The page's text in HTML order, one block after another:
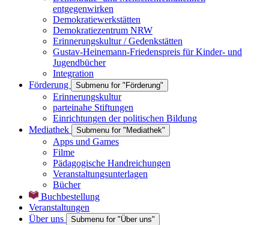
entgegenwirken
Demokratiewerkstätten
Demokratiezentrum NRW
Erinnerungskultur / Gedenkstätten
Gustav-Heinemann-Friedenspreis für Kinder- und
Jugendbücher
Integration
Förderung
Submenu for "Förderung"
Erinnerungskultur
parteinahe Stiftungen
Einrichtungen der politischen Bildung
Mediathek
Submenu for "Mediathek"
Apps und Games
Filme
Pädagogische Handreichungen
Veranstaltungsunterlagen
Bücher
Buchbestellung
Veranstaltungen
Über uns
Submenu for "Über uns"